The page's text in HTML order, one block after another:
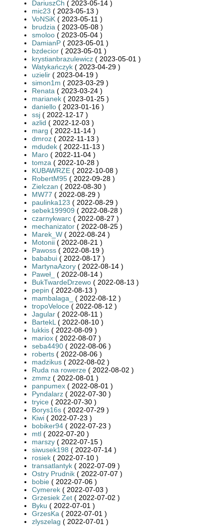
DariuszCh ( 2023-05-14 )
mic23 ( 2023-05-13 )
VoNSiK ( 2023-05-11 )
brudzia ( 2023-05-08 )
smoloo ( 2023-05-04 )
DamianP ( 2023-05-01 )
bzdecior ( 2023-05-01 )
krystianbrazulewicz ( 2023-05-01 )
Watykańczyk ( 2023-04-29 )
uzielir ( 2023-04-19 )
simon1m ( 2023-03-29 )
Renata ( 2023-03-24 )
marianek ( 2023-01-25 )
daniello ( 2023-01-16 )
ssj ( 2022-12-17 )
azlid ( 2022-12-03 )
marg ( 2022-11-14 )
dmroz ( 2022-11-13 )
mdudek ( 2022-11-13 )
Maro ( 2022-11-04 )
tomza ( 2022-10-28 )
KUBAWRZE ( 2022-10-08 )
RobertM95 ( 2022-09-28 )
Zielczan ( 2022-08-30 )
MW77 ( 2022-08-29 )
paulinka123 ( 2022-08-29 )
sebek199909 ( 2022-08-28 )
czarnykwarc ( 2022-08-27 )
mechanizator ( 2022-08-25 )
Marek_W ( 2022-08-24 )
Motonii ( 2022-08-21 )
Pawoss ( 2022-08-19 )
bababui ( 2022-08-17 )
MartynaAzory ( 2022-08-14 )
Paweł_
( 2022-08-14 )
BukTwardeDrzewo ( 2022-08-13 )
pepin ( 2022-08-13 )
mambalaga_
( 2022-08-12 )
tropoVeloce ( 2022-08-12 )
Jagular ( 2022-08-11 )
BartekL ( 2022-08-10 )
lukkis ( 2022-08-09 )
mariox ( 2022-08-07 )
seba4490 ( 2022-08-06 )
roberts ( 2022-08-06 )
madzikus ( 2022-08-02 )
Ruda na rowerze ( 2022-08-02 )
zmmz ( 2022-08-01 )
panpumex ( 2022-08-01 )
Pyndalarz ( 2022-07-30 )
tryice ( 2022-07-30 )
Borys16s ( 2022-07-29 )
Kiwi ( 2022-07-23 )
bobiker94 ( 2022-07-23 )
mtl ( 2022-07-20 )
marszy ( 2022-07-15 )
siwusek198 ( 2022-07-14 )
rosiek ( 2022-07-10 )
transatlantyk ( 2022-07-09 )
Ostry Prudnik ( 2022-07-07 )
bobie ( 2022-07-06 )
Cymerek ( 2022-07-03 )
Grzesiek Zet ( 2022-07-02 )
Byku ( 2022-07-01 )
GrzesKa ( 2022-07-01 )
zlyszelag ( 2022-07-01 )